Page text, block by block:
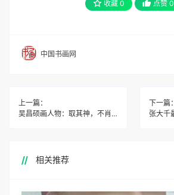
收藏 0 点赞 0
中国书画网
上一篇：
吴昌硕画人物：取其神，不肖其貌
下一篇：
相关推荐